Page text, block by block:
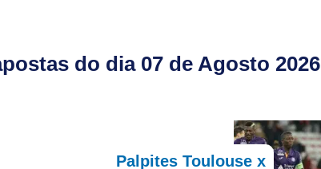
do dia 07 de Agosto 2026
Palpites Toulouse x